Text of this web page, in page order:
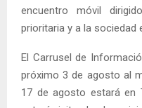
encuentro móvil
prioritaria y a la sociedad
El Carrusel de
próximo 3 de agosto al
17 de agosto estará en